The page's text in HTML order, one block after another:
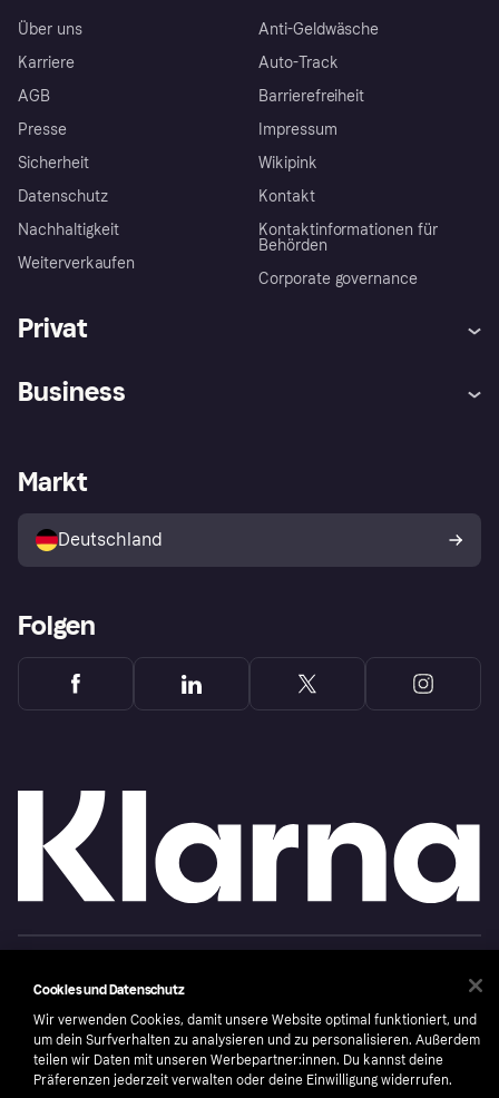
Über uns
Karriere
AGB
Presse
Sicherheit
Datenschutz
Nachhaltigkeit
Weiterverkaufen
Anti-Geldwäsche
Auto-Track
Barrierefreiheit
Impressum
Wikipink
Kontakt
Kontaktinformationen für
Behörden
Corporate governance
Privat
Klarna App
Shops entdecken
Käuferschutzrichtlinie
Dein Widerrufsrecht
Business
Händlerportal
Markt
Deutschland
Folgen
number: 556737-0431
Nutzungsbedingungen CookiesKlarna.com
Cookies und Datenschutz
Wir verwenden Cookies, damit unsere Website optimal funktioniert, und
um dein Surfverhalten zu analysieren und zu personalisieren. Außerdem
teilen wir Daten mit unseren Werbepartner:innen. Du kannst deine
Präferenzen jederzeit verwalten oder deine Einwilligung widerrufen.